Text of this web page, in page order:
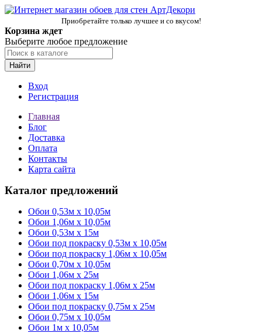
Приобретайте только лучшее и со вкусом!
Корзина ждет
Выберите любое предложение
Найти
Вход
Регистрация
Главная
Блог
Доставка
Оплата
Контакты
Карта сайта
Каталог предложений
Обои 0,53м x 10,05м
Обои 1,06м х 10,05м
Обои 0,53м x 15м
Обои под покраску 0,53м x 10,05м
Обои под покраску 1,06м х 10,05м
Обои 0,70м x 10,05м
Обои 1,06м x 25м
Обои под покраску 1,06м x 25м
Обои 1,06м x 15м
Обои под покраску 0,75м x 25м
Обои 0,75м x 10,05м
Обои 1м х 10,05м